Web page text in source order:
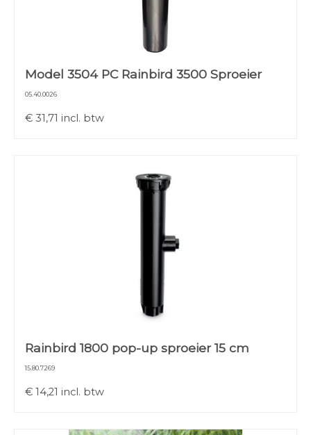
Model 3504 PC Rainbird 3500 Sproeier
05.40.0026
€ 31,71 incl. btw
Rainbird 1800 pop-up sproeier 15 cm
15.80.7269
€ 14,21 incl. btw